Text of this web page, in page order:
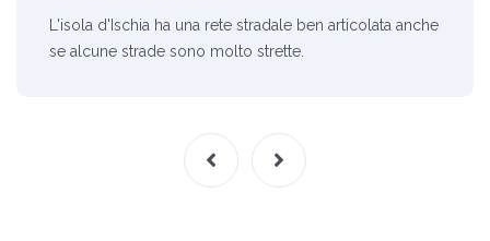
L'isola d'Ischia ha una rete stradale ben articolata anche
se alcune strade sono molto strette.